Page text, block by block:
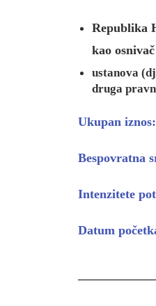
Republika
kao
ustanova
druga
Ukupan iznos:
Bespovratna
Intenzitete
Datum